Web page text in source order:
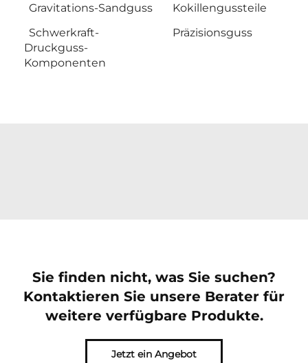
Gravitations-Sandguss
Kokillengussteile
Schwerkraft-
Druckguss-
Komponenten
Präzisionsguss
Sie finden nicht, was Sie suchen?
Kontaktieren Sie unsere Berater für
weitere verfügbare Produkte.
Jetzt ein Angebot